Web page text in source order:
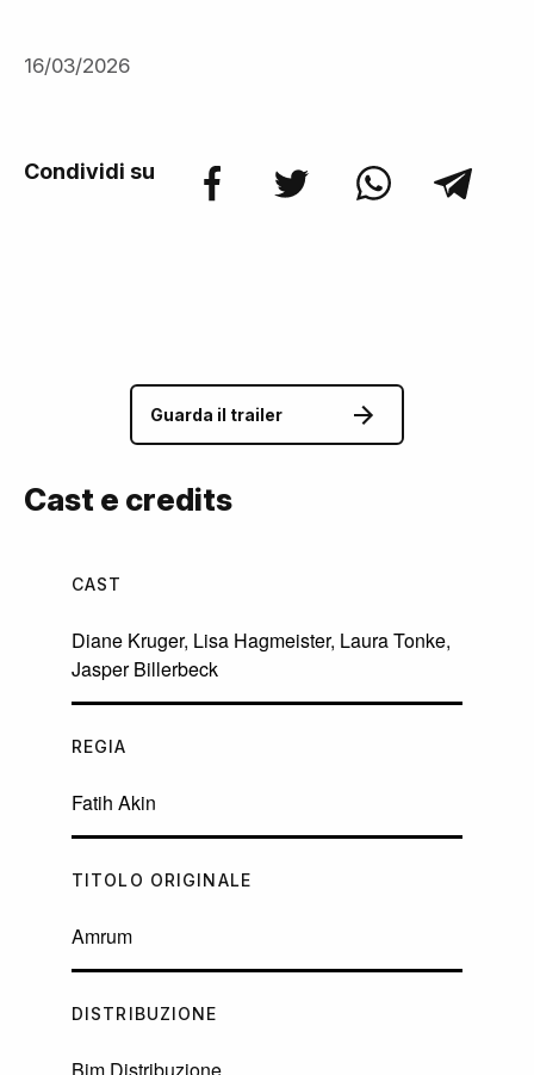
16/03/2026
Condividi su
Guarda il trailer
Cast e credits
CAST
Diane Kruger, Lisa Hagmeister, Laura Tonke,
Jasper Billerbeck
REGIA
Fatih Akin
TITOLO ORIGINALE
Amrum
DISTRIBUZIONE